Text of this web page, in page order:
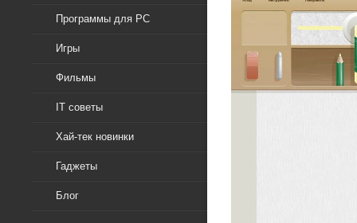
Программы для PC
Игры
Фильмы
IT советы
Хай-тек новинки
Гаджеты
Блог